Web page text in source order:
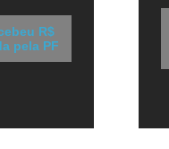
R$
pela PF